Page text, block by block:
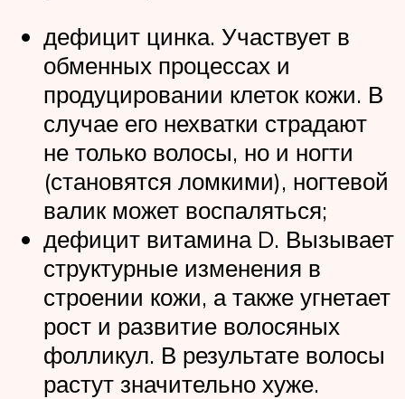
дефицит цинка. Участвует в
обменных процессах и
продуцировании клеток кожи. В
случае его нехватки страдают
не только волосы, но и ногти
(становятся ломкими), ногтевой
валик может воспаляться;
дефицит витамина D. Вызывает
структурные изменения в
строении кожи, а также угнетает
рост и развитие волосяных
фолликул. В результате волосы
растут значительно хуже.